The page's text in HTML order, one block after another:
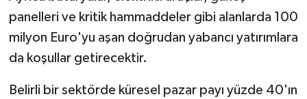
panelleri ve kritik hammaddeler gibi alanlarda 100
milyon Euro'yu aşan doğrudan yabancı yatırımlara
da koşullar getirecektir.
Belirli bir sektörde küresel pazar payı yüzde 40'ın